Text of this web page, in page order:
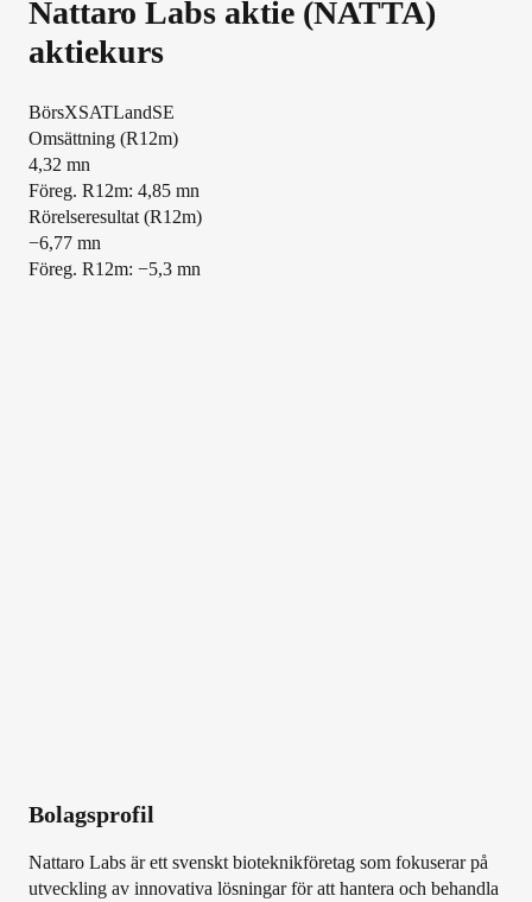
Nattaro Labs aktie (NATTA)
aktiekurs
BörsXSATLandSE
Översikt
Omsättning (R12m)
4,32 mn
Föreg. R12m: 4,85 mn
Rörelseresultat (R12m)
−6,77 mn
Föreg. R12m: −5,3 mn
Bolagsprofil
Nattaro Labs är ett svenskt bioteknikföretag som fokuserar på
utveckling av innovativa lösningar för att hantera och behandla